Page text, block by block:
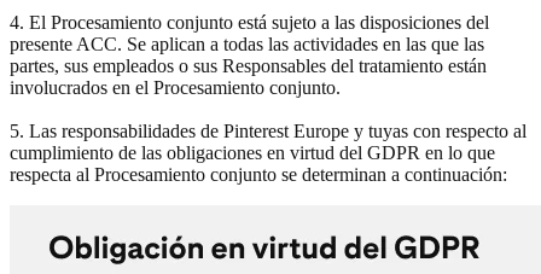
4. El Procesamiento conjunto está sujeto a las disposiciones del
presente ACC. Se aplican a todas las actividades en las que las
partes, sus empleados o sus Responsables del tratamiento están
involucrados en el Procesamiento conjunto.
5. Las responsabilidades de Pinterest Europe y tuyas con respecto al
cumplimiento de las obligaciones en virtud del GDPR en lo que
respecta al Procesamiento conjunto se determinan a continuación: